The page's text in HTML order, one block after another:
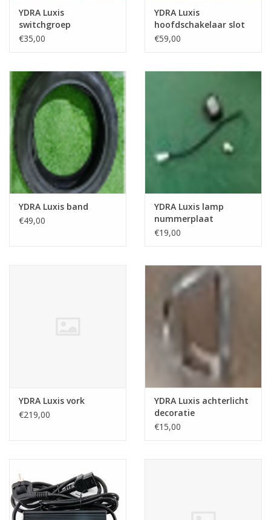
YDRA Luxis
switchgroep
€35,00
YDRA Luxis
hoofdschakelaar slot
€59,00
YDRA Luxis band
€49,00
YDRA Luxis lamp
nummerplaat
€19,00
YDRA Luxis vork
€219,00
YDRA Luxis achterlicht
decoratie
€15,00